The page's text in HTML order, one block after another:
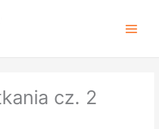
cz. 2